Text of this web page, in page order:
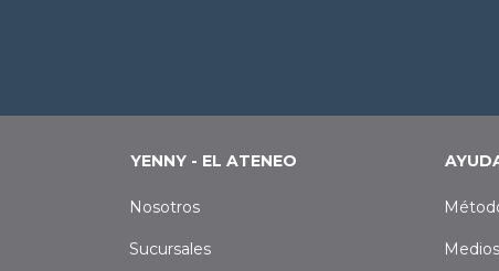
YENNY - EL ATENEO
Nosotros
Sucursales